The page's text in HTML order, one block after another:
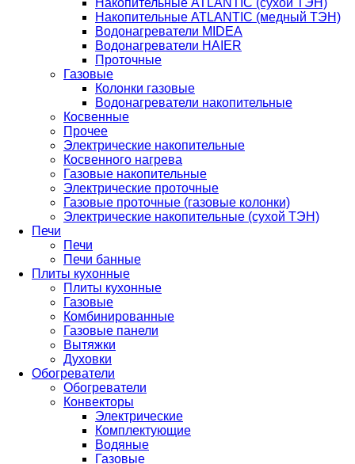
Накопительные ATLANTIC (сухой ТЭН)
Накопительные ATLANTIC (медный ТЭН)
Водонагреватели MIDEA
Водонагреватели HAIER
Проточные
Газовые
Колонки газовые
Водонагреватели накопительные
Косвенные
Прочее
Электрические накопительные
Косвенного нагрева
Газовые накопительные
Электрические проточные
Газовые проточные (газовые колонки)
Электрические накопительные (сухой ТЭН)
Печи
Печи
Печи банные
Плиты кухонные
Плиты кухонные
Газовые
Комбинированные
Газовые панели
Вытяжки
Духовки
Обогреватели
Обогреватели
Конвекторы
Электрические
Комплектующие
Водяные
Газовые